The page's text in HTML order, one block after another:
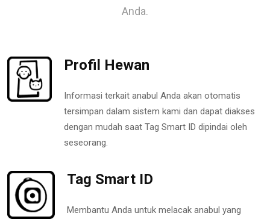
Anda.
Profil Hewan
Informasi terkait anabul Anda akan otomatis
tersimpan dalam sistem kami dan dapat diakses
dengan mudah saat Tag Smart ID dipindai oleh
seseorang.
Tag Smart ID
Membantu Anda untuk melacak anabul yang